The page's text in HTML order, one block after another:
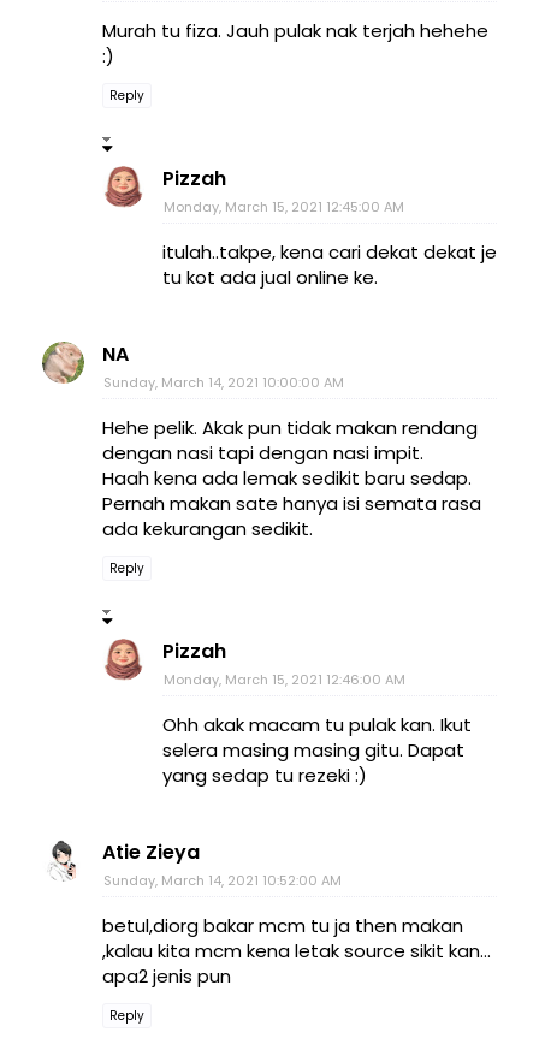
Murah tu fiza. Jauh pulak nak terjah hehehe
:)
Reply
Pizzah
Monday, March 15, 2021 12:45:00 AM
itulah..takpe, kena cari dekat dekat je
tu kot ada jual online ke.
NA
Sunday, March 14, 2021 10:00:00 AM
Hehe pelik. Akak pun tidak makan rendang
dengan nasi tapi dengan nasi impit.
Haah kena ada lemak sedikit baru sedap.
Pernah makan sate hanya isi semata rasa
ada kekurangan sedikit.
Reply
Pizzah
Monday, March 15, 2021 12:46:00 AM
Ohh akak macam tu pulak kan. Ikut
selera masing masing gitu. Dapat
yang sedap tu rezeki :)
Atie Zieya
Sunday, March 14, 2021 10:52:00 AM
betul,diorg bakar mcm tu ja then makan
,kalau kita mcm kena letak source sikit kan...
apa2 jenis pun
Reply